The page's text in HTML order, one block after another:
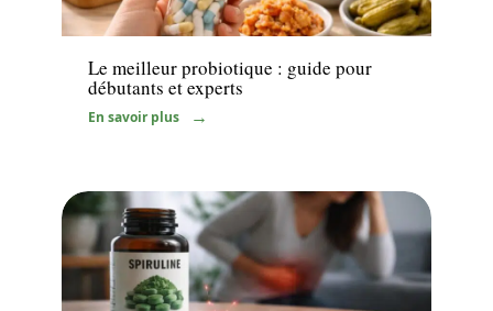
Minceur
Le meilleur probiotique : guide pour
débutants et experts
En savoir plus
Bien-être